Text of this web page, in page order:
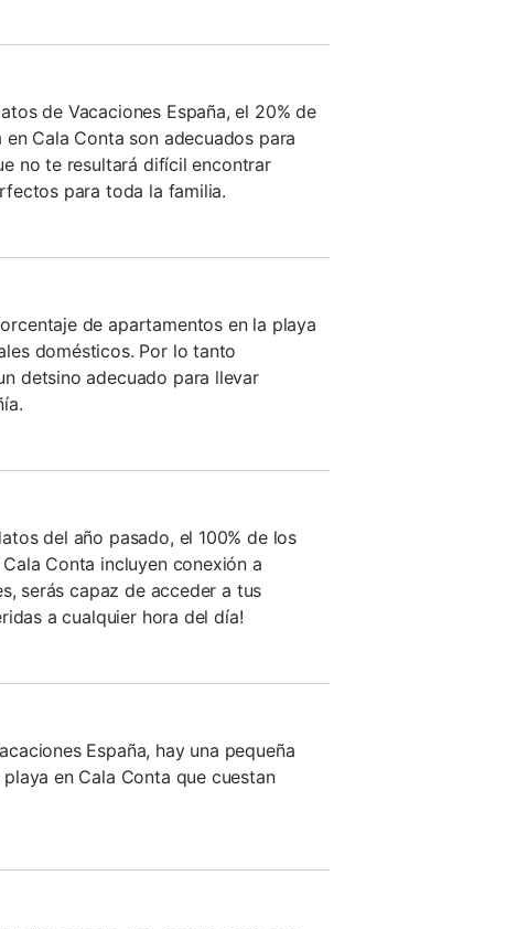
de Vacaciones España, el 20% de
Cala Conta son adecuados para
no te resultará difícil encontrar
para toda la familia.
de apartamentos en la playa
domésticos. Por lo tanto
detsino adecuado para llevar
del año pasado, el 100% de los
Conta incluyen conexión a
serás capaz de acceder a tus
a cualquier hora del día!
España, hay una pequeña
en Cala Conta que cuestan